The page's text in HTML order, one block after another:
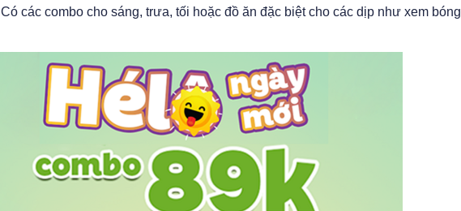
Có các combo cho sáng, trưa, tối hoặc đồ ăn đặc biệt cho các dịp như xem bóng